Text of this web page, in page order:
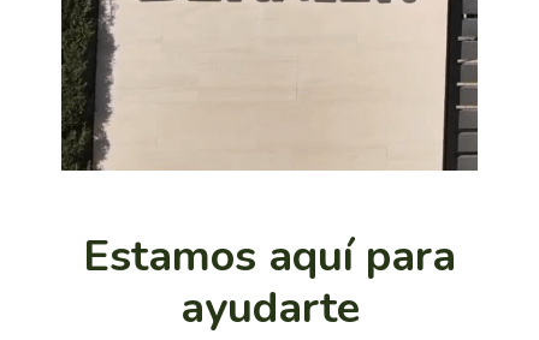
Estamos aquí para
ayudarte